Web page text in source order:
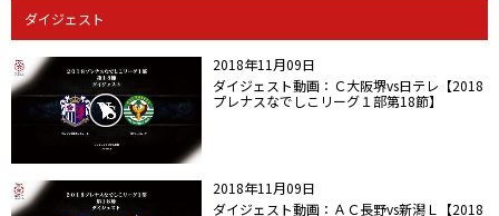
ダイジェスト
2018年11月09日
ダイジェスト動画：Ｃ大阪堺vs日テレ【2018
プレナスなでしこリーグ１部第18節】
2018年11月09日
ダイジェスト動画：ＡＣ長野vs新潟Ｌ【2018